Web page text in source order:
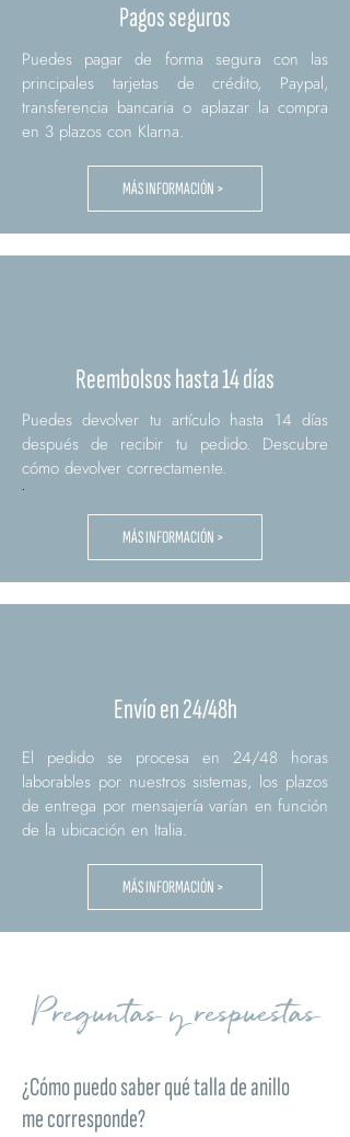
Pagos seguros
Puedes pagar de forma segura con las
principales tarjetas de crédito, Paypal,
transferencia bancaria o aplazar la compra
en 3 plazos con Klarna.
MÁS INFORMACIÓN >
Reembolsos hasta 14 días
Puedes devolver tu artículo hasta 14 días
después de recibir tu pedido. Descubre
cómo devolver correctamente.
MÁS INFORMACIÓN >
Envío en 24/48h
El pedido se procesa en 24/48 horas
laborables por nuestros sistemas, los plazos
de entrega por mensajería varían en función
de la ubicación en Italia.
MÁS INFORMACIÓN >
Preguntas y respuestas
¿Cómo puedo saber qué talla de anillo
me corresponde?